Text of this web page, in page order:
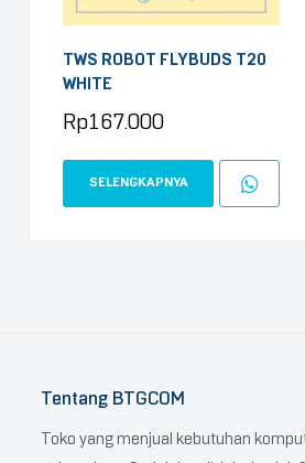
TWS ROBOT FLYBUDS T20
WHITE
Rp167.000
SELENGKAPNYA
Tentang BTGCOM
Toko yang menjual kebutuhan